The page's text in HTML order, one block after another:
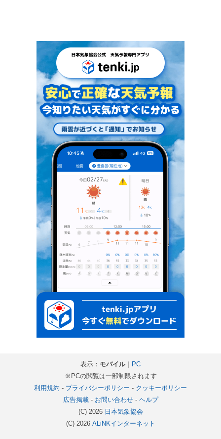
表示： モバイル｜ PC
※PCの閲覧は一部制限されます
利用規約 - プライバシーポリシー - クッキーポリシー
広告掲載- お問い合わせ- ヘルプ
(C) 2026 日本気象協会
(C) 2026 ALiNKインターネット